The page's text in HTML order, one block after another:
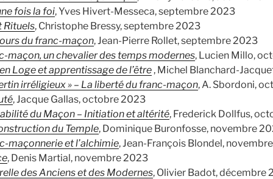
fois la foi, Yves Hivert-Messeca, septembre 2023
Rituels, Christophe Bressy, septembre 2023
du franc-maçon, Jean-Pierre Rollet, septembre 2023
maçon, un chevalier des temps modernes, Lucien Millo,
Loge et apprentissage de l’être , Michel Blanchard-
irréligieux » – La liberté du franc-maçon, A. Sbordoni,
, Jacque Gallas, octobre 2023
du Maçon – Initiation et altérité, Frederick Dollfus,
du Temple, Dominique Buronfosse, novembre
maçonnerie et l’alchimie, Jean-François Blondel,
, Denis Martial, novembre 2023
des Anciens et des Modernes, Olivier Badot, décembre